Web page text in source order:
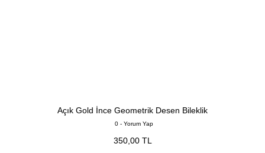
Açık Gold İnce Geometrik Desen Bileklik
0 - Yorum Yap
350,00 TL